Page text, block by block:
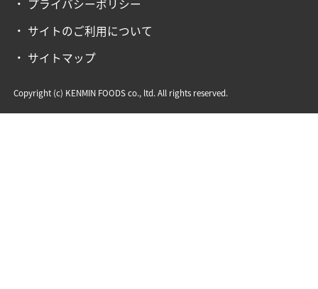
プライバシーポリシー
サイトのご利用について
サイトマップ
Copyright (c) KENMIN FOODS co., ltd. All rights reserved.